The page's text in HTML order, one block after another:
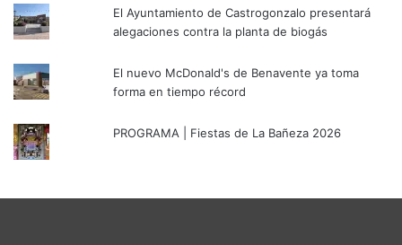
El Ayuntamiento de Castrogonzalo presentará
alegaciones contra la planta de biogás
El nuevo McDonald's de Benavente ya toma
forma en tiempo récord
PROGRAMA | Fiestas de La Bañeza 2026